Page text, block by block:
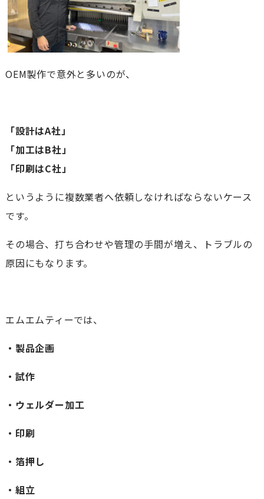
OEM製作で意外と多いのが、
「設計はA社」
「加工はB社」
「印刷はC社」
というように複数業者へ依頼しなければならないケース
です。
その場合、打ち合わせや管理の手間が増え、トラブルの
原因にもなります。
エムエムティーでは、
・製品企画
・試作
・ウェルダー加工
・印刷
・箔押し
・組立